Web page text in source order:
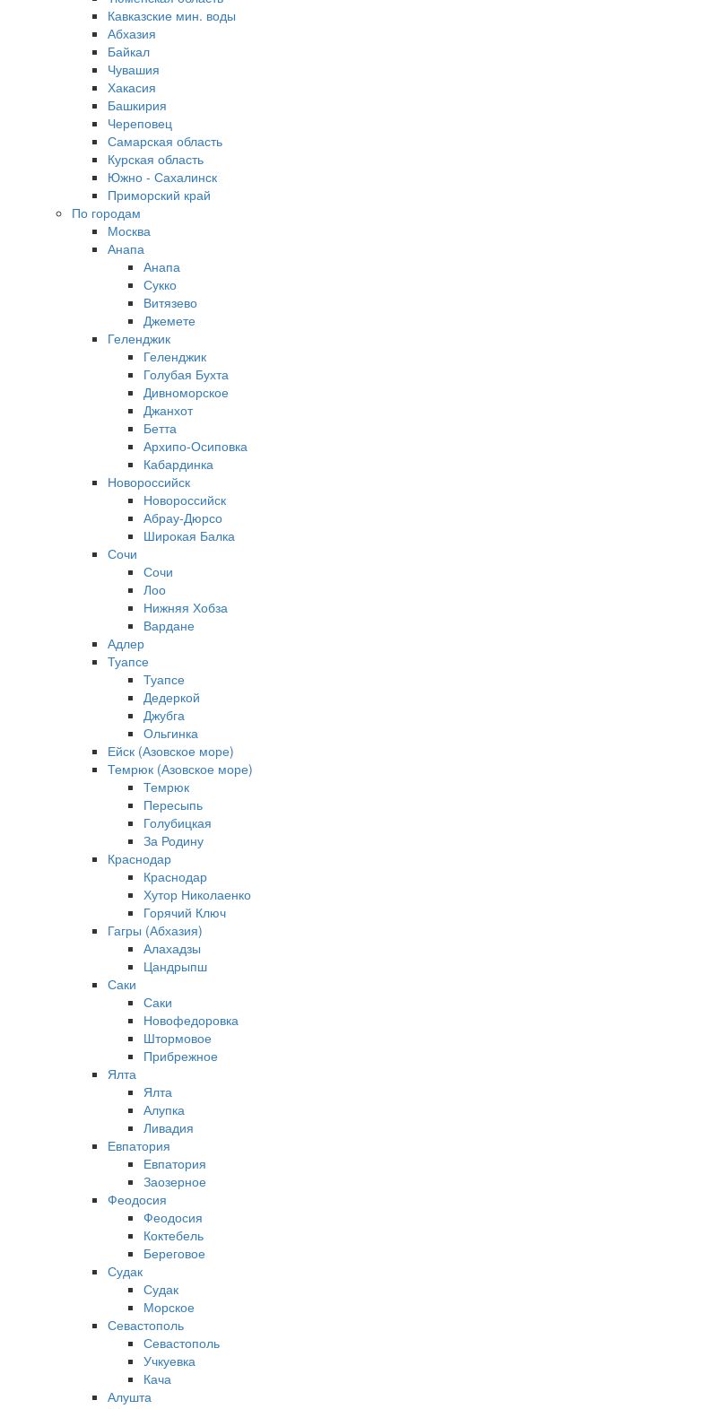
Кавказские мин. воды
Абхазия
Байкал
Чувашия
Хакасия
Башкирия
Череповец
Самарская область
Курская область
Южно - Сахалинск
Приморский край
По городам
Москва
Анапа
Анапа
Сукко
Витязево
Джемете
Геленджик
Геленджик
Голубая Бухта
Дивноморское
Джанхот
Бетта
Архипо-Осиповка
Кабардинка
Новороссийск
Новороссийск
Абрау-Дюрсо
Широкая Балка
Сочи
Сочи
Лоо
Нижняя Хобза
Вардане
Адлер
Туапсе
Туапсе
Дедеркой
Джубга
Ольгинка
Ейск (Азовское море)
Темрюк (Азовское море)
Темрюк
Пересыпь
Голубицкая
За Родину
Краснодар
Краснодар
Хутор Николаенко
Горячий Ключ
Гагры (Абхазия)
Алахадзы
Цандрыпш
Саки
Саки
Новофедоровка
Штормовое
Прибрежное
Ялта
Ялта
Алупка
Ливадия
Евпатория
Евпатория
Заозерное
Феодосия
Феодосия
Коктебель
Береговое
Судак
Судак
Морское
Севастополь
Севастополь
Учкуевка
Кача
Алушта